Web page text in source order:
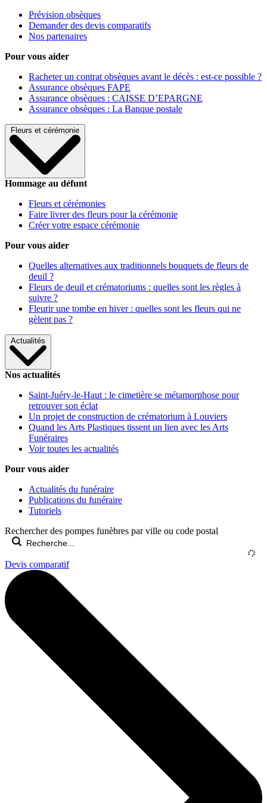
Prévision obsèques
Demander des devis comparatifs
Nos partenaires
Pour vous aider
Racheter un contrat obsèques avant le décès : est-ce possible ?
Assurance obsèques FAPE
Assurance obsèques : CAISSE D’EPARGNE
Assurance obsèques : La Banque postale
Fleurs et cérémonie
Hommage au défunt
Fleurs et cérémonies
Faire livrer des fleurs pour la cérémonie
Créer votre espace cérémonie
Pour vous aider
Quelles alternatives aux traditionnels bouquets de fleurs de
deuil ?
Fleurs de deuil et crématoriums : quelles sont les règles à
suivre ?
Fleurir une tombe en hiver : quelles sont les fleurs qui ne
gèlent pas ?
Actualités
Nos actualités
Saint-Juéry-le-Haut : le cimetière se métamorphose pour
retrouver son éclat
Un projet de construction de crématorium à Louviers
Quand les Arts Plastiques tissent un lien avec les Arts
Funéraires
Voir toutes les actualités
Pour vous aider
Actualités du funéraire
Publications du funéraire
Tutoriels
Rechercher des pompes funèbres par ville ou code postal
Devis comparatif